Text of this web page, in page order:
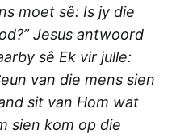
moet sê: Is jy die
Jesus antwoord
sê Ek vir julle:
van die mens sien
sit van Hom wat
sien kom op die